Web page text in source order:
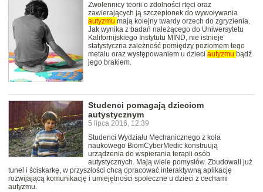
Zwolennicy teorii o zdolności rtęci oraz
zawierających ją szczepionek do wywoływania
autyzmu mają kolejny twardy orzech do zgryzienia.
Jak wynika z badań należącego do Uniwersytetu
Kalifornijskiego Instytutu MIND, nie istnieje
statystyczna zależność pomiędzy poziomem tego
metalu oraz występowaniem u dzieci autyzmu bądź
jego brakiem.
Studenci pomagają dzieciom
autystycznym
5 lipca 2016, 12:39
Studenci Wydziału Mechanicznego z koła
naukowego BiomCyberMedic konstruują
urządzenia do wspierania terapii osób
autystycznych. Mają wiele pomysłów. Zbudowali już
tunel i ściskarkę, w przyszłości chcą opracować interaktywną aplikację
rozwijającą komunikację i umiejętności społeczne u dzieci z cechami
autyzmu.